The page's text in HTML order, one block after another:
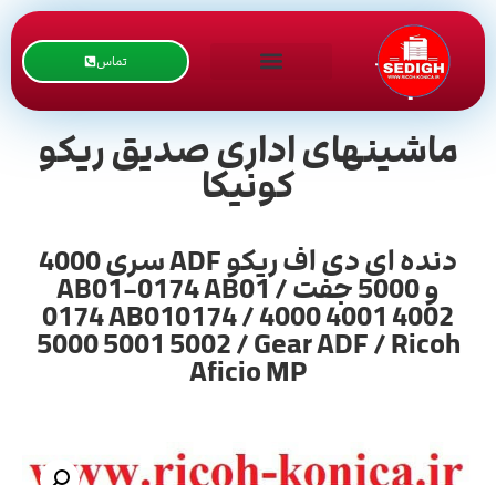
تماس
ماشینهای اداری صدیق ریکو
کونیکا
دنده ای دی اف ریکو ADF سری 4000
و 5000 جفت / AB01-0174 AB01
0174 AB010174 / 4000 4001 4002
5000 5001 5002 / Gear ADF / Ricoh
Aficio MP